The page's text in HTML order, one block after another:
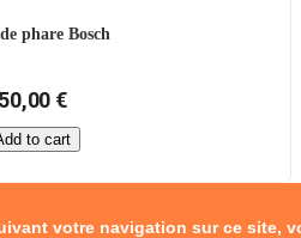
votre navigation sur ce site,
phare Bosch
50,00 €
to cart